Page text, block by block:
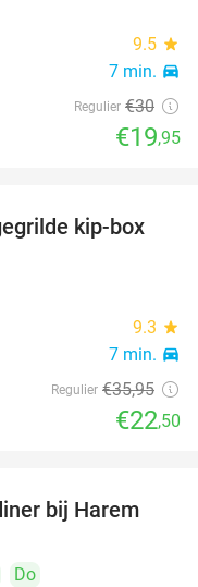
9.5 star
7 min. directions_car
Regulier €30
€19,95
37%
kip-box
9.3 star
7 min. directions_car
Regulier €35,95
€22,50
45%
bij Harem
Do